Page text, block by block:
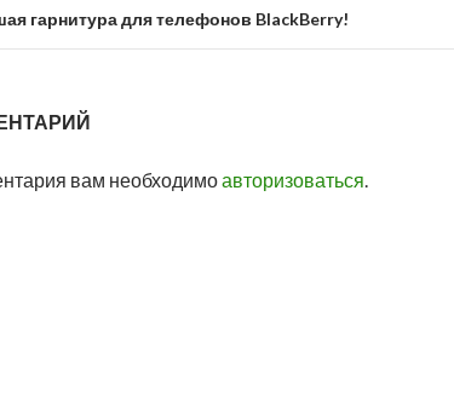
гарнитура для телефонов BlackBerry!
вам необходимоавторизоваться.